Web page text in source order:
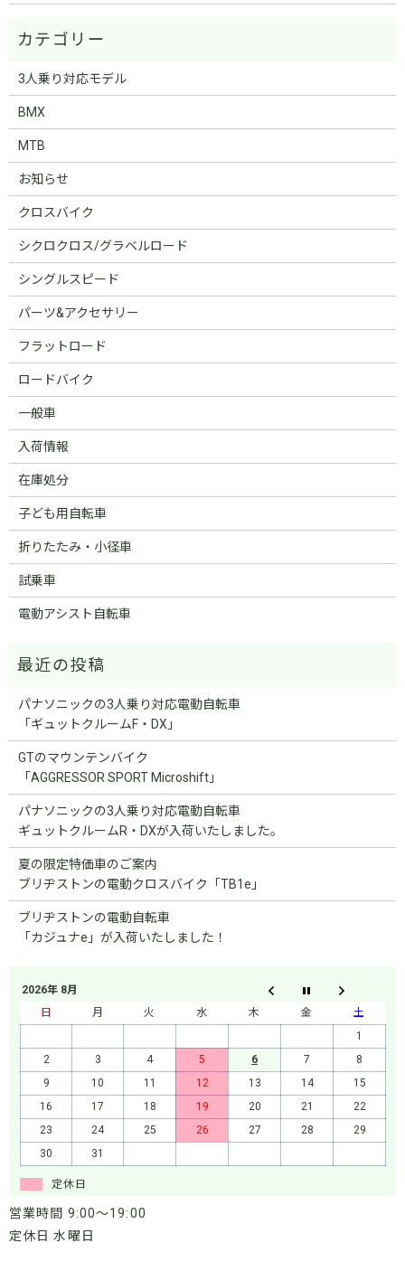
3人乗り対応モデル
BMX
MTB
お知らせ
クロスバイク
シクロクロス/グラベルロード
シングルスピード
パーツ&アクセサリー
フラットロード
ロードバイク
一般車
入荷情報
在庫処分
子ども用自転車
折りたたみ・小径車
試乗車
電動アシスト自転車
パナソニックの3人乗り対応電動自転車
「ギュットクルームF・DX」
GTのマウンテンバイク
「AGGRESSOR SPORT Microshift」
パナソニックの3人乗り対応電動自転車
ギュットクルームR・DXが入荷いたしました。
夏の限定特価車のご案内
ブリヂストンの電動クロスバイク「TB1e」
ブリヂストンの電動自転車
「カジュナe」が入荷いたしました！
2026年 8月
日
月 火 水 木 金
土
1
2
3 4 5 6 7
8
9
10 11 12 13 14
15
16
17 18 19 20 21
22
23
24 25 26 27 28
29
30
31
定休日
営業時間 9:00～19:00
定休日 水曜日